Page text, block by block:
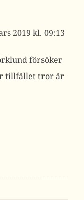
2019 kl. 09:13
försöker
tillfället tror är